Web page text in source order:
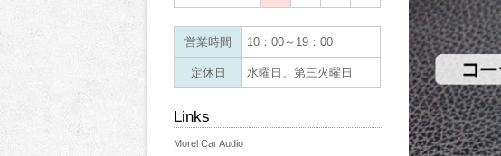
営業時間 10：00～19：00
定休日 水曜日、第三火曜日
Links
Morel Car Audio